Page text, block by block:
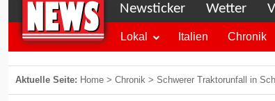
Newsticker Wetter
Lokal Italien Chronik
Aktuelle Seite: Home > Chronik > Schwerer Traktorunfall in